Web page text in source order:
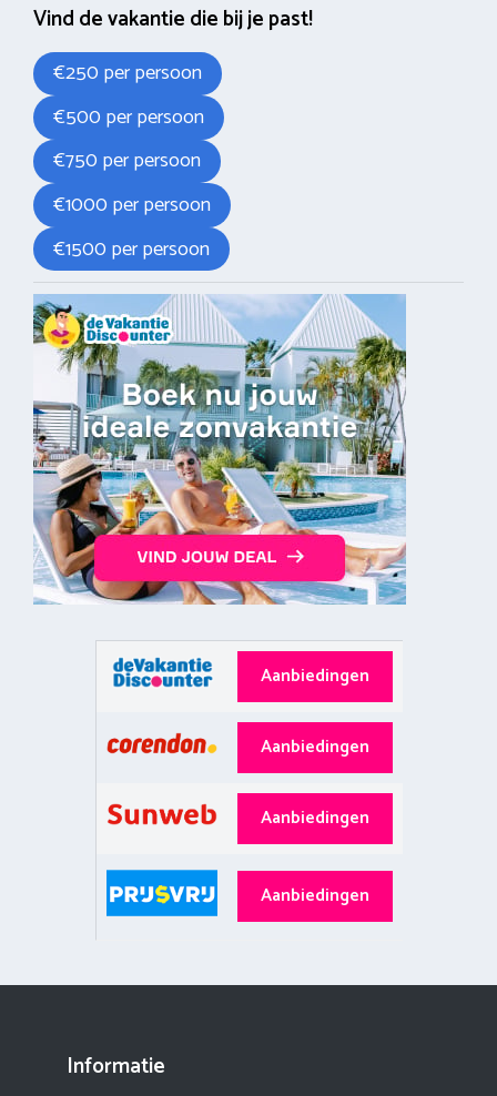
Vind de vakantie die bij je past!
€250 per persoon
€500 per persoon
€750 per persoon
€1000 per persoon
€1500 per persoon
Aanbiedingen
Aanbiedingen
Aanbiedingen
Aanbiedingen
Informatie